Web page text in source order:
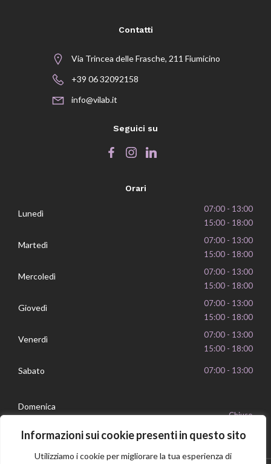
Informazioni sui cookie presenti in questo sito
Utilizziamo i cookie per migliorare la tua esperienza di
Contatti
Via Trincea delle Frasche, 211 Fiumicino
+39 06 32092158
info@vilab.it
Seguici su
Orari
Lunedì
07:00 - 13:00
15:00 - 18:00
Martedì
07:00 - 13:00
15:00 - 18:00
Mercoledì
07:00 - 13:00
15:00 - 18:00
Giovedì
07:00 - 13:00
15:00 - 18:00
Venerdì
07:00 - 13:00
15:00 - 18:00
Sabato 07:00 - 13:00
Domenica
Chiuso